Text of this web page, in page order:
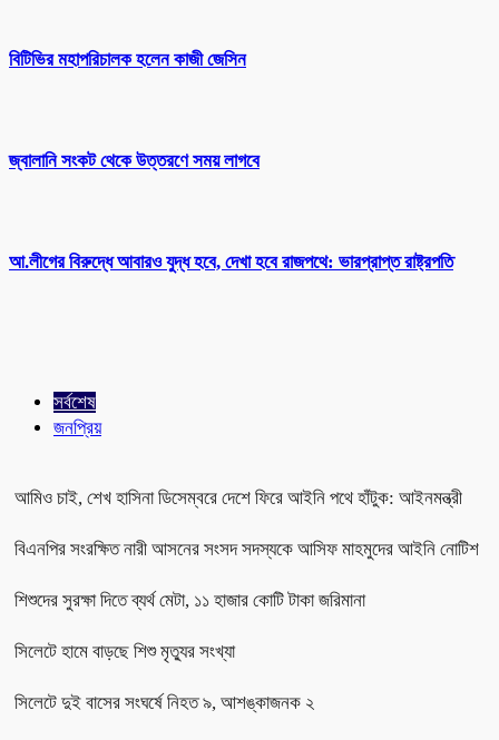
বিটিভির মহাপরিচালক হলেন কাজী জেসিন
জ্বালানি সংকট থেকে উত্তরণে সময় লাগবে
আ.লীগের বিরুদ্ধে আবারও যুদ্ধ হবে, দেখা হবে রাজপথে: ভারপ্রাপ্ত রাষ্ট্রপতি
সর্বশেষ
জনপ্রিয়
আমিও চাই, শেখ হাসিনা ডিসেম্বরে দেশে ফিরে আইনি পথে হাঁটুক: আইনমন্ত্রী
বিএনপির সংরক্ষিত নারী আসনের সংসদ সদস্যকে আসিফ মাহমুদের আইনি নোটিশ
শিশুদের সুরক্ষা দিতে ব্যর্থ মেটা, ১১ হাজার কোটি টাকা জরিমানা
সিলেটে হামে বাড়ছে শিশু মৃত্যুর সংখ্যা
সিলেটে দুই বাসের সংঘর্ষে নিহত ৯, আশঙ্কাজনক ২